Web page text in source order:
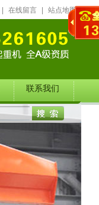
在线留言 站点地图
联系我们